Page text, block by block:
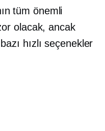
tüm önemli
olacak, ancak
hızlı seçenekler